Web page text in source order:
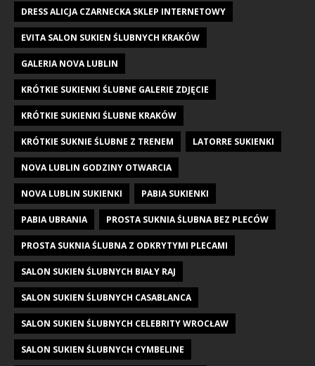
DRESS ALICJA CZARNECKA SKLEP INTERNETOWY
EVITA SALON SUKIEN ŚLUBNYCH KRAKÓW
GALERIA NOVA LUBLIN
KRÓTKIE SUKIENKI ŚLUBNE GALERIE ZDJĘCIE
KRÓTKIE SUKIENKI ŚLUBNE KRAKÓW
KRÓTKIE SUKNIE ŚLUBNE Z TRENEM LATORRE SUKIENKI
NOVA LUBLIN GODZINY OTWARCIA
NOVA LUBLIN SUKIENKI PABIA SUKIENKI
PABIA UBRANIA PROSTA SUKNIA ŚLUBNA BEZ PLECÓW
PROSTA SUKNIA ŚLUBNA Z ODKRYTYMI PLECAMI
SALON SUKIEN ŚLUBNYCH BIAŁY RAJ
SALON SUKIEN ŚLUBNYCH CASABLANCA
SALON SUKIEN ŚLUBNYCH CELEBRITY WROCŁAW
SALON SUKIEN ŚLUBNYCH CYMBELINE